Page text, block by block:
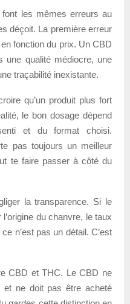
les mêmes erreurs au
déçoit. La première erreur
fonction du prix. Un CBD
une qualité médiocre, une
traçabilité inexistante.
qu’un produit plus fort
le bon dosage dépend
et du format choisi.
pas toujours un meilleur
te faire passer à côté du
la transparence. Si le
du chanvre, le taux
n’est pas un détail. C’est
CBD et THC. Le CBD ne
et ne doit pas être acheté